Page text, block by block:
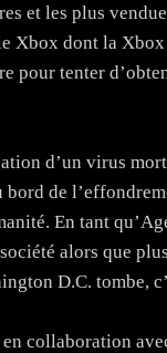
et les plus
Xbox dont la
pour tenter
d’un virus
bord de
En tant
alors que
D.C. tombe,
collaboration